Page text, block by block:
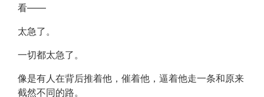
看——
太急了。
一切都太急了。
像是有人在背后推着他，催着他，逼着他走一条和原来
截然不同的路。